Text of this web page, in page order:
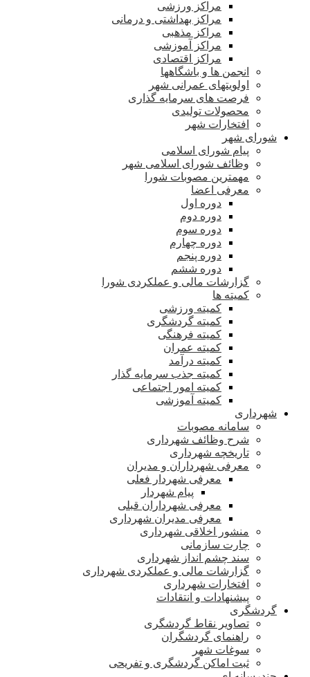
مراکز ورزشی
مراکز بهداشتی و درمانی
مراکز مذهبی
مراکز آموزشی
مراکز اقتصادی
انجمن ها و باشگاهها
اولویتهای عمرانی شهر
فرصت های سرمایه گذاری
محصولات تولیدی
افتخارات شهر
شورای شهر
پیام شورای اسلامی
وظائف شورای اسلامی شهر
مهمترین مصوبات شورا
معرفی اعضا
دوره اول
دوره دوم
دوره سوم
دوره چهارم
دوره پنجم
دوره ششم
گزارشات مالی و عملکردی شورا
کمیته ها
کمیته ورزشی
کمیته گردشگری
کمیته فرهنگی
کمیته عمران
کمیته درآمد
کمیته جذب سرمایه گذار
کمیته امور اجتماعی
کمیته آموزشی
شهرداری
سامانه مصوبات
شرح وظائف شهرداری
تاریخچه شهرداری
معرفی شهرداران و مدیران
معرفی شهردار فعلی
پیام شهردار
معرفی شهرداران قبلی
معرفی مدیران شهرداری
منشور اخلاقی شهرداری
چارت سازمانی
سند چشم انداز شهرداری
گزارشات مالی و عملکردی شهرداری
افتخارات شهرداری
پیشنهادات و انتقادات
گردشگری
تصاویر نقاط گردشگری
راهنمای گردشگران
سوغات شهر
ثبت اماکن گردشگری و تفریحی